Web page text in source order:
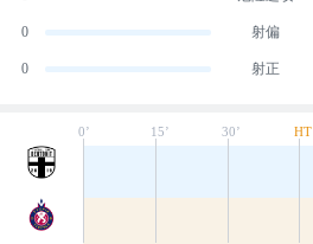
0 射偏
0 射正
0’ 15’ 30’ HT